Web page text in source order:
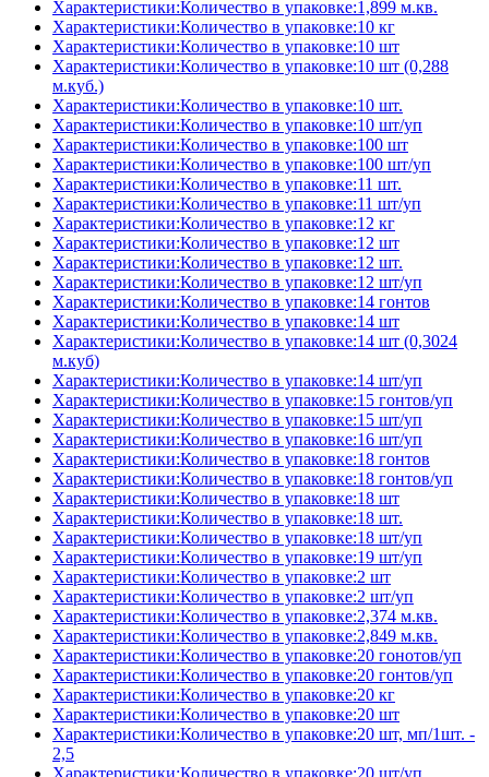
Характеристики:Количество в упаковке:1,899 м.кв.
Характеристики:Количество в упаковке:10 кг
Характеристики:Количество в упаковке:10 шт
Характеристики:Количество в упаковке:10 шт (0,288
м.куб.)
Характеристики:Количество в упаковке:10 шт.
Характеристики:Количество в упаковке:10 шт/уп
Характеристики:Количество в упаковке:100 шт
Характеристики:Количество в упаковке:100 шт/уп
Характеристики:Количество в упаковке:11 шт.
Характеристики:Количество в упаковке:11 шт/уп
Характеристики:Количество в упаковке:12 кг
Характеристики:Количество в упаковке:12 шт
Характеристики:Количество в упаковке:12 шт.
Характеристики:Количество в упаковке:12 шт/уп
Характеристики:Количество в упаковке:14 гонтов
Характеристики:Количество в упаковке:14 шт
Характеристики:Количество в упаковке:14 шт (0,3024
м.куб)
Характеристики:Количество в упаковке:14 шт/уп
Характеристики:Количество в упаковке:15 гонтов/уп
Характеристики:Количество в упаковке:15 шт/уп
Характеристики:Количество в упаковке:16 шт/уп
Характеристики:Количество в упаковке:18 гонтов
Характеристики:Количество в упаковке:18 гонтов/уп
Характеристики:Количество в упаковке:18 шт
Характеристики:Количество в упаковке:18 шт.
Характеристики:Количество в упаковке:18 шт/уп
Характеристики:Количество в упаковке:19 шт/уп
Характеристики:Количество в упаковке:2 шт
Характеристики:Количество в упаковке:2 шт/уп
Характеристики:Количество в упаковке:2,374 м.кв.
Характеристики:Количество в упаковке:2,849 м.кв.
Характеристики:Количество в упаковке:20 гонотов/уп
Характеристики:Количество в упаковке:20 гонтов/уп
Характеристики:Количество в упаковке:20 кг
Характеристики:Количество в упаковке:20 шт
Характеристики:Количество в упаковке:20 шт, мп/1шт. -
2,5
Характеристики:Количество в упаковке:20 шт/уп